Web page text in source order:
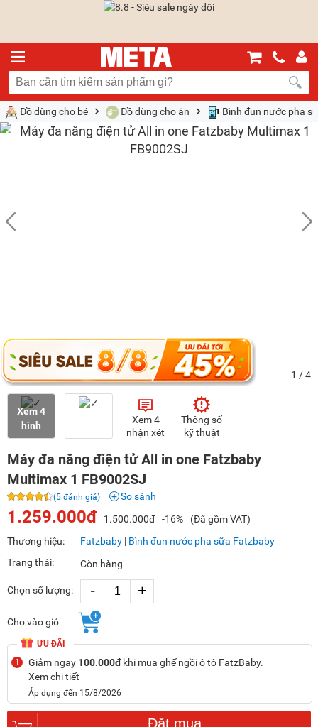
Đồ dùng cho bé Đồ dùng cho ăn Bình đun nước pha
1 / 4
Xem 4
hình
Xem 4
nhận xét
Thông số
kỹ thuật
Máy đa năng điện tử All in one Fatzbaby
Multimax 1 FB9002SJ
(5 đánh giá) So sánh
1.259.000đ 1.500.000đ -16%
(Đã gồm VAT)
Thương hiệu:
Fatzbaby | Bình đun nước pha sữa Fatzbaby
Trạng thái:
Còn hàng
Chọn số lượng: - +
Cho vào giỏ
ƯU ĐÃI
1
Giảm ngay 100.000đkhi mua ghế ngồi ô tô FatzBaby.
Xem chi tiết
Áp dụng đến 15/8/2026
Đặt mua